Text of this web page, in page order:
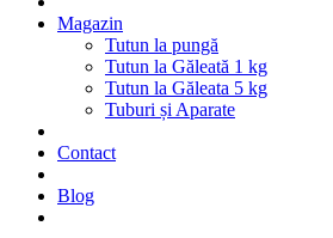
Magazin
Tutun la pungă
Tutun la Găleată 1 kg
Tutun la Găleata 5 kg
Tuburi și Aparate
Contact
Blog